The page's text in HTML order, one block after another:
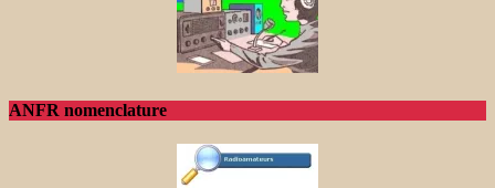
ANFR nomenclature